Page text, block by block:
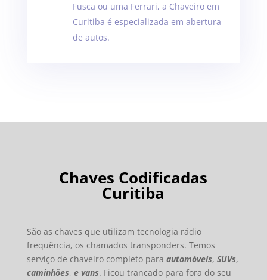
Fusca ou uma Ferrari, a Chaveiro em
Curitiba é especializada em abertura
de autos.
Chaves Codificadas
Curitiba
São as chaves que utilizam tecnologia rádio
frequência, os chamados transponders. Temos
serviço de chaveiro completo para automóveis, SUVs,
caminhões, e vans. Ficou trancado para fora do seu